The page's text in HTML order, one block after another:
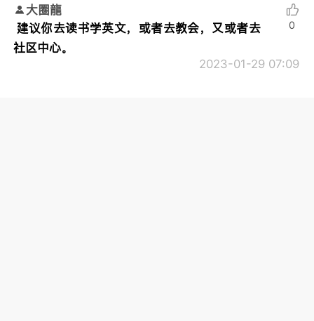
大圈龍
建议你去读书学英文，或者去教会，又或者去
社区中心。
2023-01-29 07:09
0